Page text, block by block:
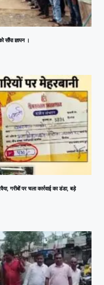
सौंपा ज्ञापन ।
गरीबों पर चला कार्रवाई का डंडा, बड़े